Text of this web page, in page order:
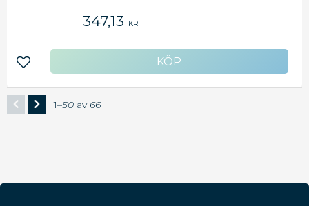
347,13 KR
Lägg till i favoriter
1–50 av66